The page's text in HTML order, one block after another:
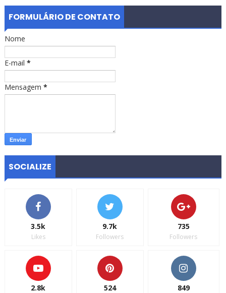
FORMULÁRIO DE CONTATO
Nome
E-mail *
Mensagem *
SOCIALIZE
3.5k
Likes
9.7k
Followers
735
Followers
2.8k 524 849